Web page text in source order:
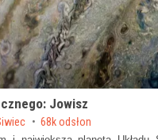
Jowisz
68k odsłon